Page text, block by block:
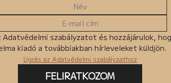
Adatvédelmi szabályzatot és hozzájárulok,
kiadó a továbbiakban hírleveleket küldjön.
Ugrás az Adatvédelmi szabályzathoz
FELIRATKOZOM